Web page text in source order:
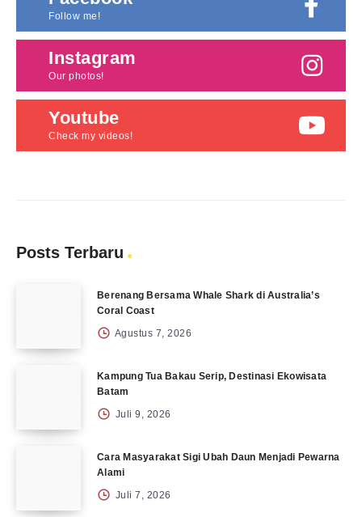
Follow me!
Instagram
Our photos!
Youtube
Check my videos!
Posts Terbaru
Berenang Bersama Whale Shark di Australia’s
Coral Coast
Agustus 7, 2026
Kampung Tua Bakau Serip, Destinasi Ekowisata
Batam
Juli 9, 2026
Cara Masyarakat Sigi Ubah Daun Menjadi Pewarna
Alami
Juli 7, 2026